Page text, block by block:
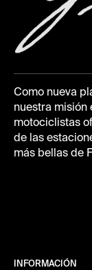
Como nueva
nuestra misión
motociclistas
de las
más bellas de
INFORMACIÓN